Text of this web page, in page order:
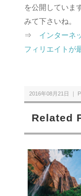
を公開していま
みて下さいね。
⇒ インターネ
フィリエイトが
2016年08月21日 ｜
Related